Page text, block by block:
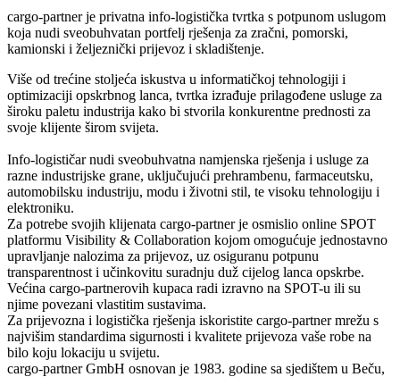
cargo-partner je privatna info-logistička tvrtka s potpunom uslugom
koja nudi sveobuhvatan portfelj rješenja za zračni, pomorski,
kamionski i željeznički prijevoz i skladištenje.
Više od trećine stoljeća iskustva u informatičkoj tehnologiji i
optimizaciji opskrbnog lanca, tvrtka izrađuje prilagođene usluge za
široku paletu industrija kako bi stvorila konkurentne prednosti za
svoje klijente širom svijeta.
Info-logističar nudi sveobuhvatna namjenska rješenja i usluge za
razne industrijske grane, uključujući prehrambenu, farmaceutsku,
automobilsku industriju, modu i životni stil, te visoku tehnologiju i
elektroniku.
Za potrebe svojih klijenata cargo-partner je osmislio online SPOT
platformu Visibility & Collaboration kojom omogućuje jednostavno
upravljanje nalozima za prijevoz, uz osiguranu potpunu
transparentnost i učinkovitu suradnju duž cijelog lanca opskrbe.
Većina cargo-partnerovih kupaca radi izravno na SPOT-u ili su
njime povezani vlastitim sustavima.
Za prijevozna i logistička rješenja iskoristite cargo-partner mrežu s
najvišim standardima sigurnosti i kvalitete prijevoza vaše robe na
bilo koju lokaciju u svijetu.
cargo-partner GmbH osnovan je 1983. godine sa sjedištem u Beču,